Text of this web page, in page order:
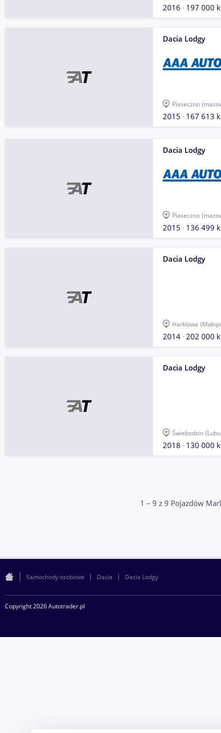
2016 197 000
Dacia Lodgy
Piaseczno
2015 167 613
Dacia Lodgy
Piaseczno
2015 136 499
Dacia Lodgy
Harklowa
2014 202 000
Dacia Lodgy
Świebodzin
2018 130 000
1 – 9 z 9 Pojazdów
Samochody osobowe Dacia Dacia Lodgy
Copyright 2026 Autotrader.pl